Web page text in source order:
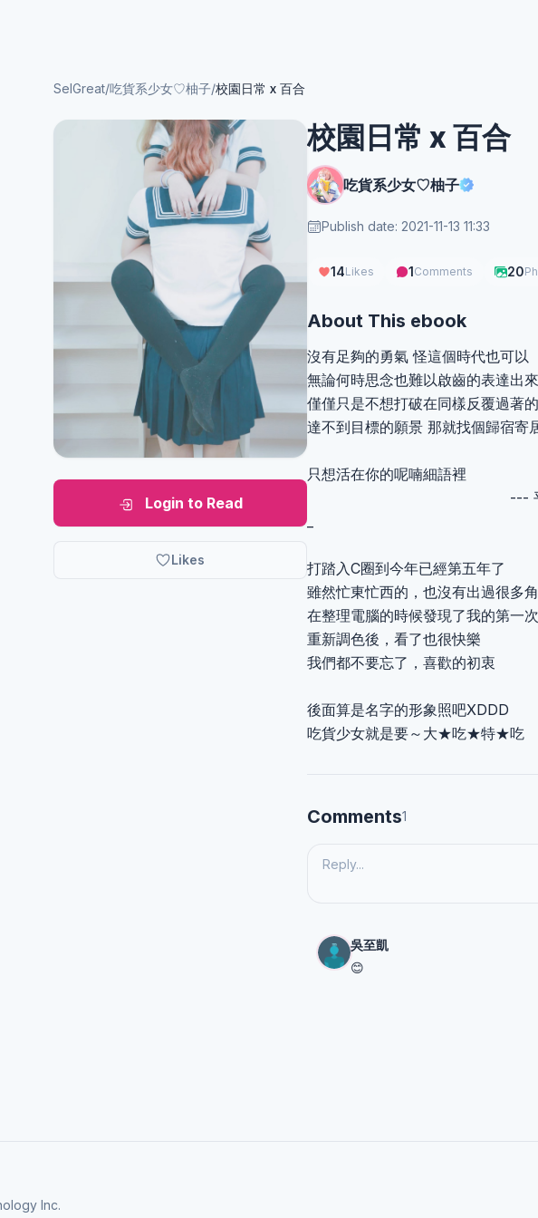
SelGreat/吃貨系少女♡柚子/校園日常 x 百合
Login to Read
Likes
校園日常 x 百合
吃貨系少女♡柚子
Publish date: 2021-11-13 11:33
14Likes 1Comments 20
About This ebook
沒有足夠的勇氣 怪這個時代也可以
無論何時思念也難以啟齒的表達出來
僅僅只是不想打破在同樣反覆過著
達不到目標的願景 那就找個歸宿寄
只想活在你的呢喃細語裡
--- 平行
_
打踏入C圈到今年已經第五年了
雖然忙東忙西的，也沒有出過很多
在整理電腦的時候發現了我的第一
重新調色後，看了也很快樂
我們都不要忘了，喜歡的初衷
後面算是名字的形象照吧XDDD
吃貨少女就是要～大★吃★特★吃
Comments1
吳至凱
😊
Inc.